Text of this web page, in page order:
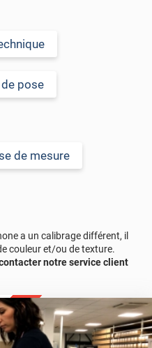
(notamment à base de
de l'adhésif avec le
fort, des tunnels et
la pose.
verticale en Europe
une demande d’échantillon
de poussière, de graisse ou
pose
de mesure
a un calibrage différent, il
couleur et/ou de texture.
notre service client